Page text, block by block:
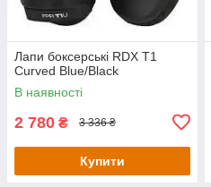
Лапи боксерські RDX T1
Curved Blue/Black
В наявності
2 780 ₴ 3 336 ₴
Купити